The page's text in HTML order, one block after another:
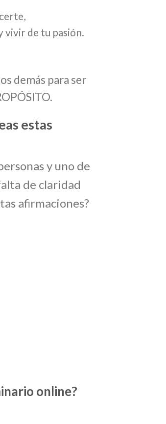
vivir de tu pasión.
demás para ser
estas
y uno de
de claridad
afirmaciones?
online?